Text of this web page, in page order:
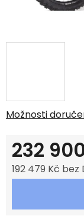
Možnosti
232
192 479 Kč bez